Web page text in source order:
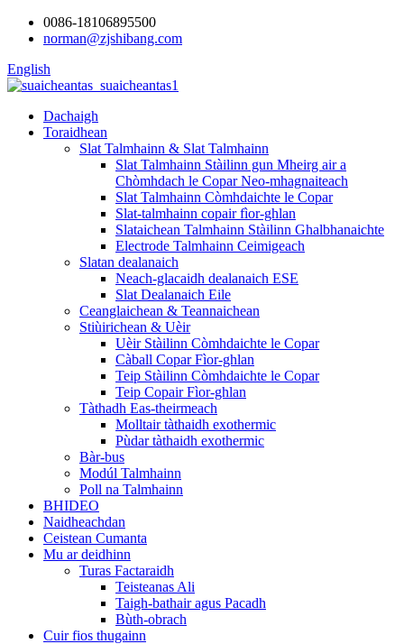
0086-18106895500
norman@zjshibang.com
English
Dachaigh
Toraidhean
Slat Talmhainn & Slat Talmhainn
Slat Talmhainn Stàilinn gun Mheirg air a
Chòmhdach le Copar Neo-mhagnaiteach
Slat Talmhainn Còmhdaichte le Copar
Slat-talmhainn copair fìor-ghlan
Slataichean Talmhainn Stàilinn Ghalbhanaichte
Electrode Talmhainn Ceimigeach
Slatan dealanaich
Neach-glacaidh dealanaich ESE
Slat Dealanaich Eile
Ceanglaichean & Teannaichean
Stiùirichean & Uèir
Uèir Stàilinn Còmhdaichte le Copar
Càball Copar Fìor-ghlan
Teip Stàilinn Còmhdaichte le Copar
Teip Copair Fìor-ghlan
Tàthadh Eas-theirmeach
Molltair tàthaidh exothermic
Pùdar tàthaidh exothermic
Bàr-bus
Modúl Talmhainn
Poll na Talmhainn
BHIDEO
Naidheachdan
Ceistean Cumanta
Mu ar deidhinn
Turas Factaraidh
Teisteanas Ali
Taigh-bathair agus Pacadh
Bùth-obrach
Cuir fios thugainn